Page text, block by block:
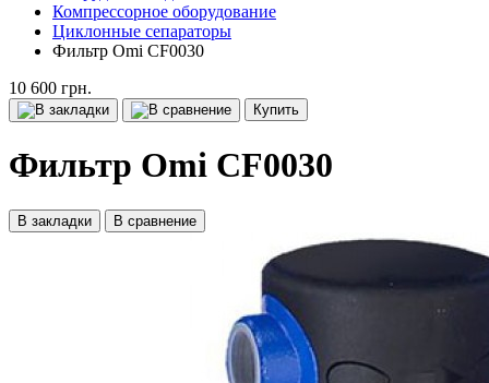
Компрессорное оборудование
Циклонные сепараторы
Фильтр Omi CF0030
10 600 грн.
Купить
Фильтр Omi CF0030
В закладки В сравнение